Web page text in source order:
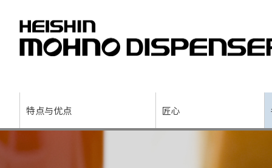
特点与优点 匠心